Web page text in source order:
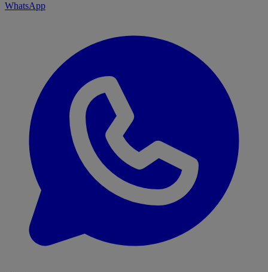
WhatsApp